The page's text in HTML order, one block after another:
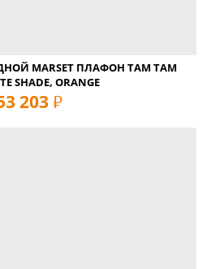
MARSET ПЛАФОН TAM TAM
SHADE, ORANGE
203 руб